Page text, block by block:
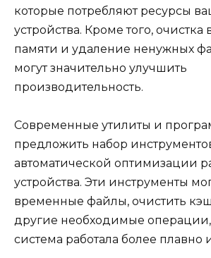
которые потребляют ресурсы
устройства. Кроме того, очистка
памяти и удаление ненужных
могут значительно улучшить
производительность.
Современные утилиты и
предложить набор
автоматической оптимизации
устройства. Эти инструменты
временные файлы, очистить
другие необходимые
система работала более плавно